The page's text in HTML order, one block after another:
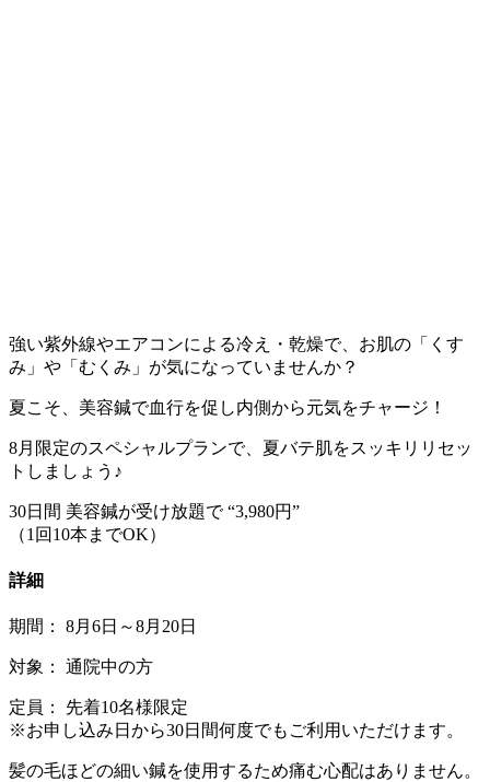
強い紫外線やエアコンによる冷え・乾燥で、お肌の「くす
み」や「むくみ」が気になっていませんか？
夏こそ、美容鍼で血行を促し内側から元気をチャージ！
8月限定のスペシャルプランで、夏バテ肌をスッキリリセッ
トしましょう♪
30日間 美容鍼が受け放題で “3,980円”
（1回10本までOK）
詳細
期間： 8月6日～8月20日
対象： 通院中の方
定員： 先着10名様限定
※お申し込み日から30日間何度でもご利用いただけます。
髪の毛ほどの細い鍼を使用するため痛む心配はありません。